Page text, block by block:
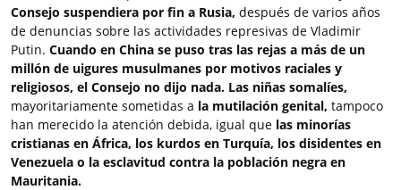
Consejo suspendiera por fin a Rusia, después de varios años
de denuncias sobre las actividades represivas de Vladimir
Putin. Cuando en China se puso tras las rejas a más de un
millón de uigures musulmanes por motivos raciales y
religiosos, el Consejo no dijo nada. Las niñas somalíes,
mayoritariamente sometidas a la mutilación genital, tampoco
han merecido la atención debida, igual que las minorías
cristianas en África, los kurdos en Turquía, los disidentes en
Venezuela o la esclavitud contra la población negra en
Mauritania.